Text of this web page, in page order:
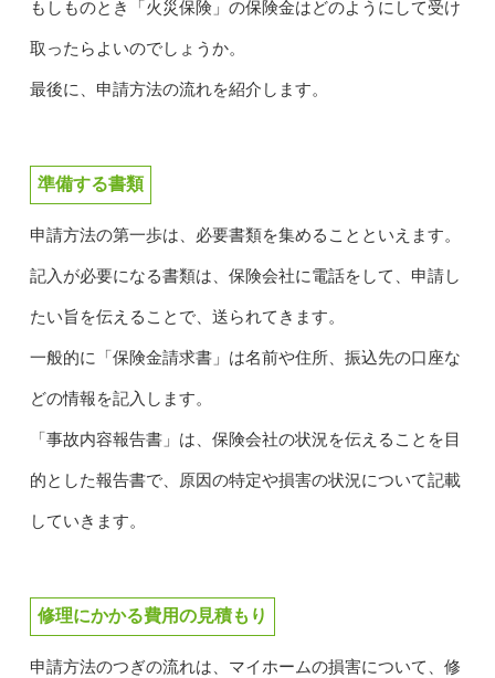
もしものとき「火災保険」の保険金はどのようにして受け
取ったらよいのでしょうか。
最後に、申請方法の流れを紹介します。
準備する書類
申請方法の第一歩は、必要書類を集めることといえます。
記入が必要になる書類は、保険会社に電話をして、申請し
たい旨を伝えることで、送られてきます。
一般的に「保険金請求書」は名前や住所、振込先の口座な
どの情報を記入します。
「事故内容報告書」は、保険会社の状況を伝えることを目
的とした報告書で、原因の特定や損害の状況について記載
していきます。
修理にかかる費用の見積もり
申請方法のつぎの流れは、マイホームの損害について、修